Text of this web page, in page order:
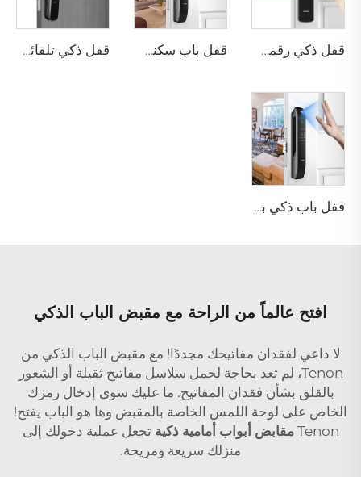
قفل ذكي رقمي بصمة الإصبع مع مقبض ودبوس وكارت Tenon E3 قفل باب سكني بتقنية التعرف على الوجه ثلاثي الأبعاد والبصمة Tenon A6 Pro قفل ذكي تلقائي للهوية مع كاميرا وجه وبصمة عبر واي فاي Tuya Tenon A9 Pro
قفل باب ذكي بوظيفة كلمة المرور والبصمة الحيوية Tenon A6 Pro
افتح عالماً من الراحة مع مقبض الباب الذكي
لا داعي لفقدان مفاتيحك مجددًا! مع مقبض الباب الذكي من
Tenon، لم تعد بحاجة لحمل سلاسل مفاتيح ثقيلة أو الشعور
بالقلق بشأن فقدان المفاتيح. ما عليك سوى إدخال رمزك
الخاص على لوحة اللمس الخاصة بالمقبض وها هو الباب يفتح!
Tenon مقابض أبواب أمامية ذكية تجعل عملية دخولك إلى
منزلك سريعة ومريحة.